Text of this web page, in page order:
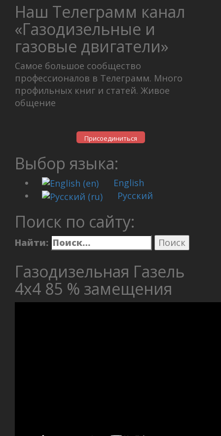
Наш Телеграмм канал
«Газодизельные и
газовые двигатели»
Самое большое сообщество
профессионалов в Телеграмм. Много
профильных книг и статей. Живое
общение
Присоединиться
Выбор языка:
English
Русский
Поиск по сайту:
Найти:
Газодизельная Газель
4х4 85 % замещения